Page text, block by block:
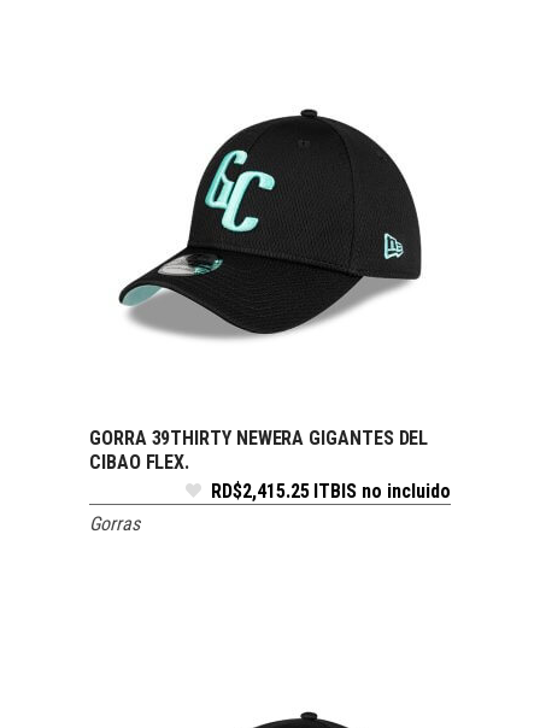
SELECCIONAR OPCIONES
GORRA 39THIRTY NEWERA GIGANTES DEL
CIBAO FLEX.
RD$2,415.25 ITBIS no incluido
Gorras